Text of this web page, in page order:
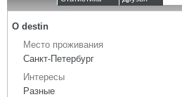
О destin
Место проживания
Санкт-Петербург
Интересы
Разные